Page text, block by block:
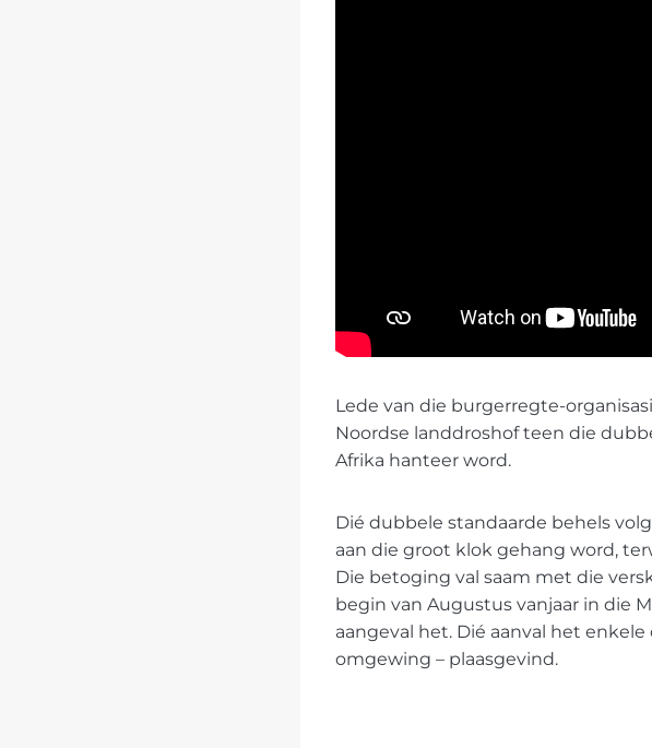
Lede van die burgerregte-
Noordse landdroshof teen die
Afrika hanteer word.
Dié dubbele standaarde behels
aan die groot klok gehang word,
Die betoging val saam met die
begin van Augustus vanjaar in die
aangeval het. Dié aanval het
omgewing – plaasgevind.